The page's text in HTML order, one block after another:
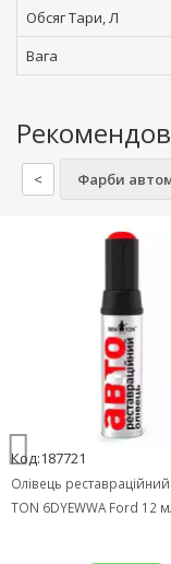
Обсяг Тари, Л
Вага
< Фарби
Код:187721
Олівець реставраційний
TON 6DYEWWA Ford 12